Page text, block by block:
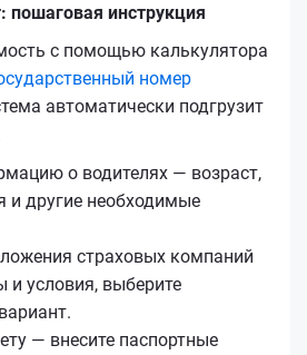
пошаговая инструкция
с помощью калькулятора
номер
автоматически подгрузит
о водителях — возраст,
и другие необходимые
страховых компаний
и условия, выберите
— внесите паспортные